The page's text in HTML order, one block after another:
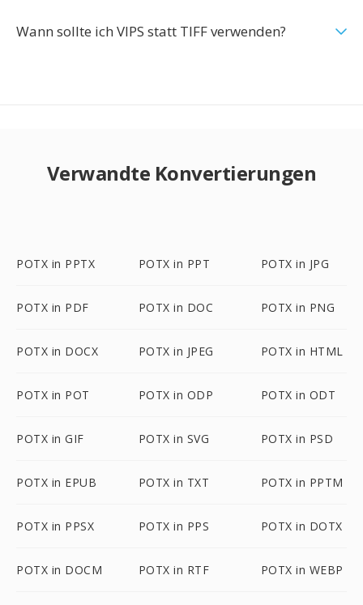
Wann sollte ich VIPS statt TIFF verwenden?
Verwandte Konvertierungen
POTX in PPTX POTX in PPT POTX in JPG
POTX in PDF POTX in DOC POTX in PNG
POTX in DOCX POTX in JPEG POTX in HTML
POTX in POT POTX in ODP POTX in ODT
POTX in GIF POTX in SVG POTX in PSD
POTX in EPUB POTX in TXT POTX in PPTM
POTX in PPSX POTX in PPS POTX in DOTX
POTX in DOCM POTX in RTF POTX in WEBP